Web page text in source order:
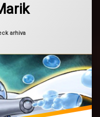
01/2016
arhiva